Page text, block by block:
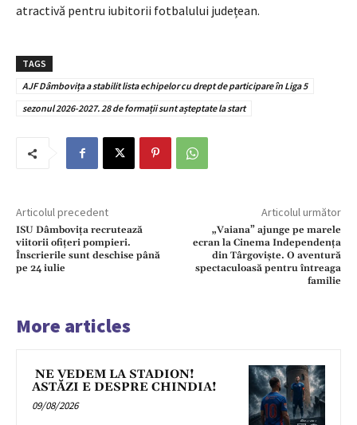
atractivă pentru iubitorii fotbalului județean.
TAGS
AJF Dâmbovița a stabilit lista echipelor cu drept de participare în Liga 5
sezonul 2026-2027. 28 de formații sunt așteptate la start
Articolul precedent
ISU Dâmbovița recrutează
viitorii ofițeri pompieri.
Înscrierile sunt deschise până
pe 24 iulie
Articolul următor
„Vaiana” ajunge pe marele
ecran la Cinema Independența
din Târgoviște. O aventură
spectaculoasă pentru întreaga
familie
More articles
NE VEDEM LA STADION!
ASTĂZI E DESPRE CHINDIA!
09/08/2026